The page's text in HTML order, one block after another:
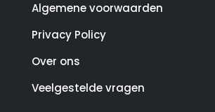
Algemene voorwaarden
Privacy Policy
Over ons
Veelgestelde vragen